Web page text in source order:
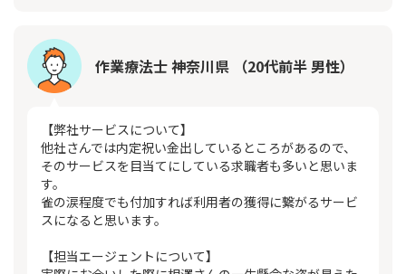
作業療法士 神奈川県 （20代前半 男性）
【弊社サービスについて】
他社さんでは内定祝い金出しているところがあるので、
そのサービスを目当てにしている求職者も多いと思いま
す。
雀の涙程度でも付加すれば利用者の獲得に繋がるサービ
スになると思います。
【担当エージェントについて】